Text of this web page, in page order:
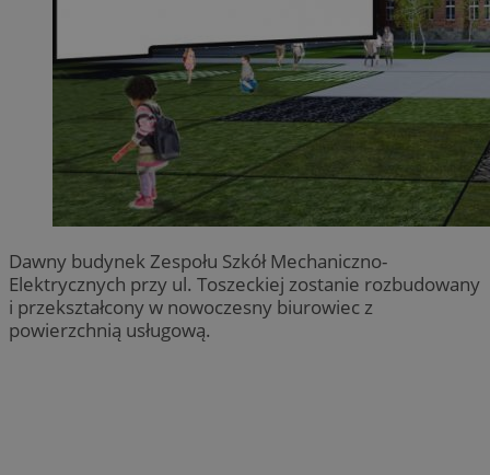
Dawny budynek Zespołu Szkół Mechaniczno-
Elektrycznych przy ul. Toszeckiej zostanie rozbudowany
i przekształcony w nowoczesny biurowiec z
powierzchnią usługową.